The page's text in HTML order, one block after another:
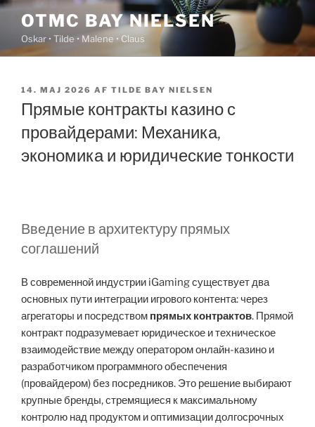
Videre
indhold
OTMC BAY NIELSEN
Oskar • Tilde • Malene • Claus
UDGIVET
DEN
14. MAJ 2026 AF TILDE BAY NIELSEN
Прямые контракты казино с
провайдерами: Механика,
экономика и юридические тонкости
Введение в архитектуру прямых
соглашений
В современной индустрии iGaming существует два
основных пути интеграции игрового контента: через
агрегаторы и посредством прямых контрактов. Прямой
контракт подразумевает юридическое и техническое
взаимодействие между оператором онлайн-казино и
разработчиком программного обеспечения
(провайдером) без посредников. Это решение выбирают
крупные бренды, стремящиеся к максимальному
контролю над продуктом и оптимизации долгосрочных